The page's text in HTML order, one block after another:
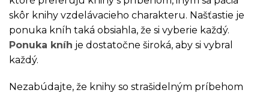
skôr knihy vzdelávacieho charakteru. Našťastie je
ponuka kníh taká obsiahla, že si vyberie každý.
Ponuka kníh je dostatočne široká, aby si vybral
každý.
Nezabúdajte, že knihy so strašidelným príbehom